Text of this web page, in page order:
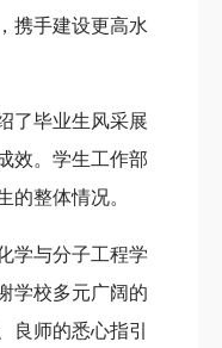
携手建设更高水
了毕业生风采展
效。学生工作部
的整体情况。
学与分子工程学
学校多元广阔的
良师的悉心指引